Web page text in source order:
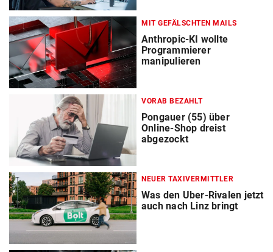
MIT GEFÄLSCHTEN MAILS
Anthropic-KI wollte
Programmierer
manipulieren
VORAB BEZAHLT
Pongauer (55) über
Online-Shop dreist
abgezockt
NEUER TAXIVERMITTLER
Was den Uber-Rivalen jetzt
auch nach Linz bringt